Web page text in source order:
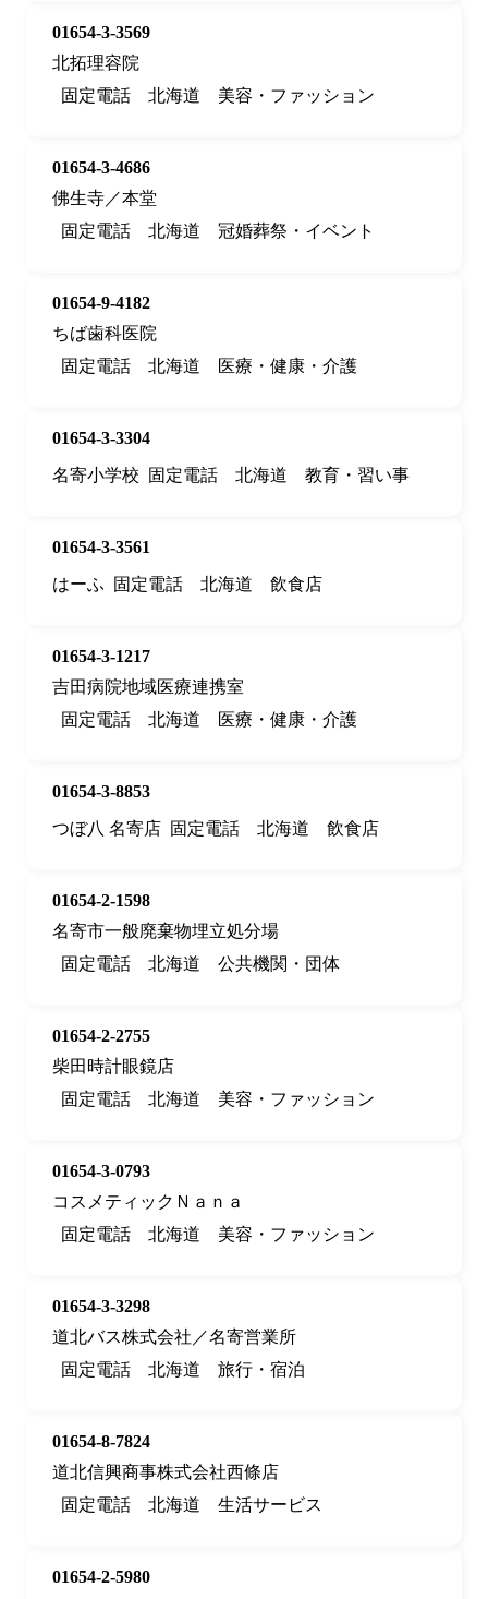
01654-3-3569
北拓理容院
固定電話
北海道 美容・ファッション
01654-3-4686
佛生寺／本堂
固定電話
北海道 冠婚葬祭・イベント
01654-9-4182
ちば歯科医院
固定電話
北海道 医療・健康・介護
01654-3-3304
名寄小学校
固定電話 北海道 教育・習い事
01654-3-3561
はーふ
固定電話 北海道 飲食店
01654-3-1217
吉田病院地域医療連携室
固定電話
北海道 医療・健康・介護
01654-3-8853
つぼ八 名寄店 固定電話 北海道 飲食店
01654-2-1598
名寄市一般廃棄物埋立処分場
固定電話
北海道 公共機関・団体
01654-2-2755
柴田時計眼鏡店
固定電話
北海道 美容・ファッション
01654-3-0793
コスメティックＮａｎａ
固定電話
北海道 美容・ファッション
01654-3-3298
道北バス株式会社／名寄営業所
固定電話
北海道 旅行・宿泊
01654-8-7824
道北信興商事株式会社西條店
固定電話
北海道 生活サービス
01654-2-5980